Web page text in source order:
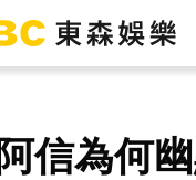
阿信為何